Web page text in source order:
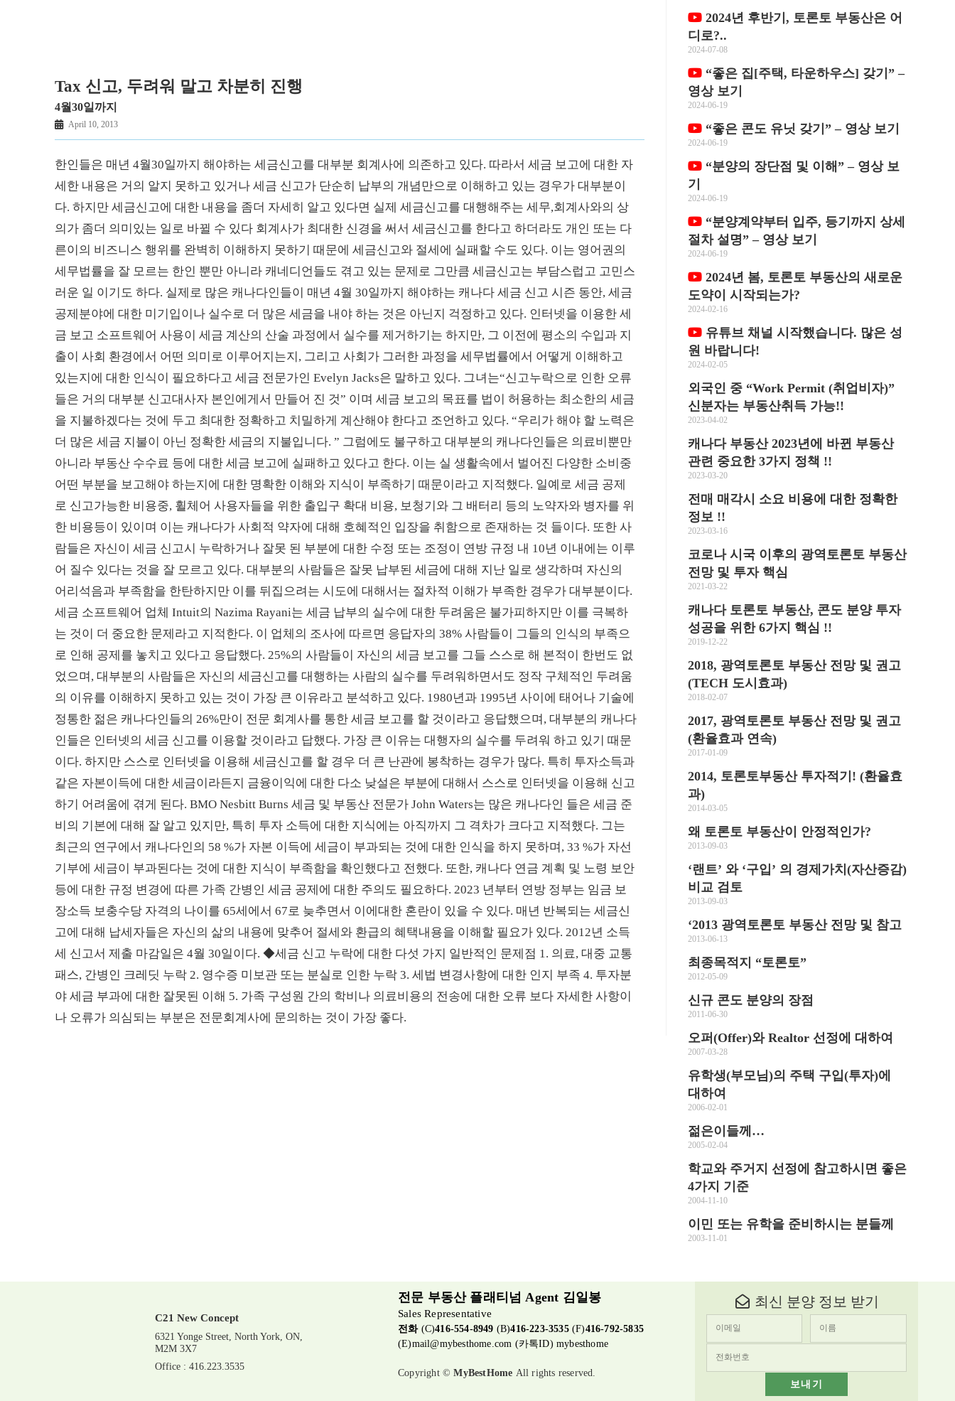
Tax 신고, 두려워 말고 차분히 진행
4월30일까지
April 10, 2013
한인들은 매년 4월30일까지 해야하는 세금신고를 대부분 회계사에 의존하고 있다. 따라서 세금 보고에 대한 자
세한 내용은 거의 알지 못하고 있거나 세금 신고가 단순히 납부의 개념만으로 이해하고 있는 경우가 대부분이
다. 하지만 세금신고에 대한 내용을 좀더 자세히 알고 있다면 실제 세금신고를 대행해주는 세무,회계사와의 상
의가 좀더 의미있는 일로 바뀔 수 있다 회계사가 최대한 신경을 써서 세금신고를 한다고 하더라도 개인 또는 다
른이의 비즈니스 행위를 완벽히 이해하지 못하기 때문에 세금신고와 절세에 실패할 수도 있다. 이는 영어권의
세무법률을 잘 모르는 한인 뿐만 아니라 캐네디언들도 겪고 있는 문제로 그만큼 세금신고는 부담스럽고 고민스
러운 일 이기도 하다. 실제로 많은 캐나다인들이 매년 4월 30일까지 해야하는 캐나다 세금 신고 시즌 동안, 세금
공제분야에 대한 미기입이나 실수로 더 많은 세금을 내야 하는 것은 아닌지 걱정하고 있다. 인터넷을 이용한 세
금 보고 소프트웨어 사용이 세금 계산의 산술 과정에서 실수를 제거하기는 하지만, 그 이전에 평소의 수입과 지
출이 사회 환경에서 어떤 의미로 이루어지는지, 그리고 사회가 그러한 과정을 세무법률에서 어떻게 이해하고
있는지에 대한 인식이 필요하다고 세금 전문가인 Evelyn Jacks은 말하고 있다. 그녀는“신고누락으로 인한 오류
들은 거의 대부분 신고대사자 본인에게서 만들어 진 것” 이며 세금 보고의 목표를 법이 허용하는 최소한의 세금
을 지불하겠다는 것에 두고 최대한 정확하고 치밀하게 계산해야 한다고 조언하고 있다. “우리가 해야 할 노력은
더 많은 세금 지불이 아닌 정확한 세금의 지불입니다. ” 그럼에도 불구하고 대부분의 캐나다인들은 의료비뿐만
아니라 부동산 수수료 등에 대한 세금 보고에 실패하고 있다고 한다. 이는 실 생활속에서 벌어진 다양한 소비중
어떤 부분을 보고해야 하는지에 대한 명확한 이해와 지식이 부족하기 때문이라고 지적했다. 일예로 세금 공제
로 신고가능한 비용중, 휠체어 사용자들을 위한 출입구 확대 비용, 보청기와 그 배터리 등의 노약자와 병자를 위
한 비용등이 있이며 이는 캐나다가 사회적 약자에 대해 호혜적인 입장을 취함으로 존재하는 것 들이다. 또한 사
람들은 자신이 세금 신고시 누락하거나 잘못 된 부분에 대한 수정 또는 조정이 연방 규정 내 10년 이내에는 이루
어 질수 있다는 것을 잘 모르고 있다. 대부분의 사람들은 잘못 납부된 세금에 대해 지난 일로 생각하며 자신의
어리석음과 부족함을 한탄하지만 이를 뒤집으려는 시도에 대해서는 절차적 이해가 부족한 경우가 대부분이다.
세금 소프트웨어 업체 Intuit의 Nazima Rayani는 세금 납부의 실수에 대한 두려움은 불가피하지만 이를 극복하
는 것이 더 중요한 문제라고 지적한다. 이 업체의 조사에 따르면 응답자의 38% 사람들이 그들의 인식의 부족으
로 인해 공제를 놓치고 있다고 응답했다. 25%의 사람들이 자신의 세금 보고를 그들 스스로 해 본적이 한번도 없
었으며, 대부분의 사람들은 자신의 세금신고를 대행하는 사람의 실수를 두려워하면서도 정작 구체적인 두려움
의 이유를 이해하지 못하고 있는 것이 가장 큰 이유라고 분석하고 있다. 1980년과 1995년 사이에 태어나 기술에
정통한 젊은 캐나다인들의 26%만이 전문 회계사를 통한 세금 보고를 할 것이라고 응답했으며, 대부분의 캐나다
인들은 인터넷의 세금 신고를 이용할 것이라고 답했다. 가장 큰 이유는 대행자의 실수를 두려워 하고 있기 때문
이다. 하지만 스스로 인터넷을 이용해 세금신고를 할 경우 더 큰 난관에 봉착하는 경우가 많다. 특히 투자소득과
같은 자본이득에 대한 세금이라든지 금융이익에 대한 다소 낮설은 부분에 대해서 스스로 인터넷을 이용해 신고
하기 어려움에 겪게 된다. BMO Nesbitt Burns 세금 및 부동산 전문가 John Waters는 많은 캐나다인 들은 세금 준
비의 기본에 대해 잘 알고 있지만, 특히 투자 소득에 대한 지식에는 아직까지 그 격차가 크다고 지적했다. 그는
최근의 연구에서 캐나다인의 58 %가 자본 이득에 세금이 부과되는 것에 대한 인식을 하지 못하며, 33 %가 자선
기부에 세금이 부과된다는 것에 대한 지식이 부족함을 확인했다고 전했다. 또한, 캐나다 연금 계획 및 노령 보안
등에 대한 규정 변경에 따른 가족 간병인 세금 공제에 대한 주의도 필요하다. 2023 년부터 연방 정부는 임금 보
장소득 보충수당 자격의 나이를 65세에서 67로 늦추면서 이에대한 혼란이 있을 수 있다. 매년 반복되는 세금신
고에 대해 납세자들은 자신의 삶의 내용에 맞추어 절세와 환급의 혜택내용을 이해할 필요가 있다. 2012년 소득
세 신고서 제출 마감일은 4월 30일이다. ◆세금 신고 누락에 대한 다섯 가지 일반적인 문제점 1. 의료, 대중 교통
패스, 간병인 크레딧 누락 2. 영수증 미보관 또는 분실로 인한 누락 3. 세법 변경사항에 대한 인지 부족 4. 투자분
야 세금 부과에 대한 잘못된 이해 5. 가족 구성원 간의 학비나 의료비용의 전송에 대한 오류 보다 자세한 사항이
나 오류가 의심되는 부분은 전문회계사에 문의하는 것이 가장 좋다.
2024년 후반기, 토론토 부동산은 어
디로?..
2024-07-08
“좋은 집[주택, 타운하우스] 갖기” –
영상 보기
2024-06-19
“좋은 콘도 유닛 갖기” – 영상 보기
2024-06-19
“분양의 장단점 및 이해” – 영상 보
기
2024-06-19
“분양계약부터 입주, 등기까지 상세
절차 설명” – 영상 보기
2024-06-19
2024년 봄, 토론토 부동산의 새로운
도약이 시작되는가?
2024-02-16
유튜브 채널 시작했습니다. 많은 성
원 바랍니다!
2024-02-05
외국인 중 “Work Permit (취업비자)”
신분자는 부동산취득 가능!!
2023-04-02
캐나다 부동산 2023년에 바뀐 부동산
관련 중요한 3가지 정책 !!
2023-03-20
전매 매각시 소요 비용에 대한 정확한
정보 !!
2023-03-16
코로나 시국 이후의 광역토론토 부동산
전망 및 투자 핵심
2021-03-22
캐나다 토론토 부동산, 콘도 분양 투자
성공을 위한 6가지 핵심 !!
2019-12-22
2018, 광역토론토 부동산 전망 및 권고
(TECH 도시효과)
2018-02-07
2017, 광역토론토 부동산 전망 및 권고
(환율효과 연속)
2017-01-09
2014, 토론토부동산 투자적기! (환율효
과)
2014-03-05
왜 토론토 부동산이 안정적인가?
2013-09-03
‘랜트’ 와 ‘구입’ 의 경제가치(자산증감)
비교 검토
2013-09-03
‘2013 광역토론토 부동산 전망 및 참고
2013-06-13
최종목적지 “토론토”
2012-05-09
신규 콘도 분양의 장점
2011-06-30
오퍼(Offer)와 Realtor 선정에 대하여
2007-03-28
유학생(부모님)의 주택 구입(투자)에
대하여
2006-02-01
젊은이들께…
2005-02-04
학교와 주거지 선정에 참고하시면 좋은
4가지 기준
2004-11-10
이민 또는 유학을 준비하시는 분들께
2003-11-01
C21 New Concept
6321 Yonge Street, North York, ON,
M2M 3X7
Office : 416.223.3535
전문 부동산 플래티넘 Agent 김일봉
Sales Representative
전화(C)416-554-8949 (B)416-223-3535(F)416-792-5835
(E)mail@mybesthome.com (카톡ID) mybesthome
Copyright ©MyBestHome All rights reserved.
최신 분양 정보 받기
보내기